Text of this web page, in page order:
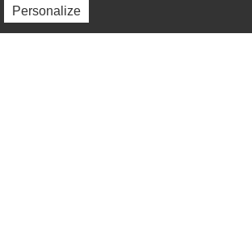
Personalize